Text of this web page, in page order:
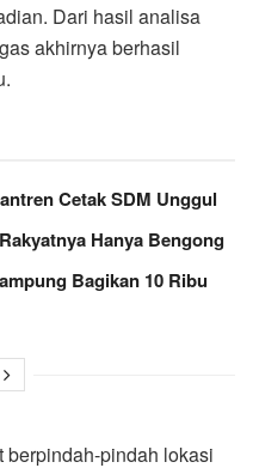
Dari hasil analisa
akhirnya berhasil
Cetak SDM Unggul
Hanya Bengong
Bagikan 10 Ribu
berpindah-pindah lokasi